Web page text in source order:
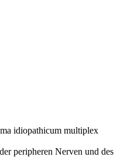
idiopathicum multiplex
peripheren Nerven und des